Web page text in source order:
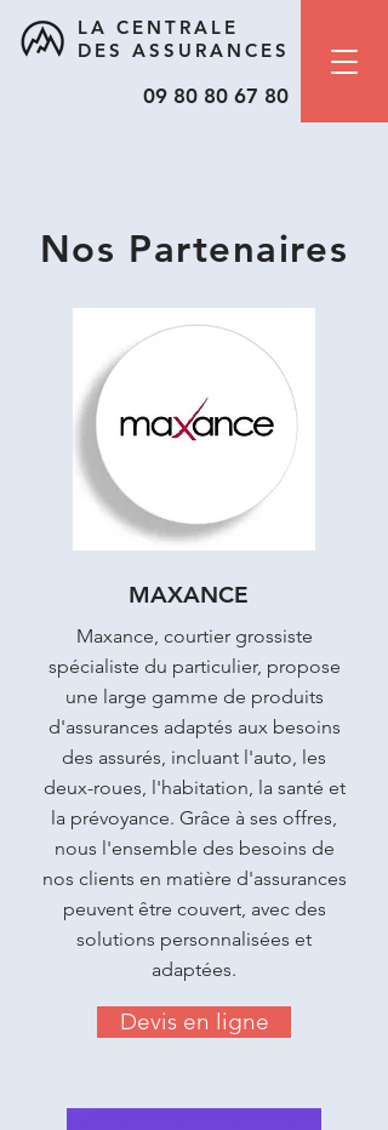
LA CENTRALE
DES ASSURANCES
09 80 80 67 80
Nos Partenaires
MAXANCE
Maxance, courtier grossiste
spécialiste du particulier, propose
une large gamme de produits
d'assurances adaptés aux besoins
des assurés, incluant l'auto, les
deux-roues, l'habitation, la santé et
la prévoyance. Grâce à ses offres,
nous l'ensemble des besoins de
nos clients en matière d'assurances
peuvent être couvert, avec des
solutions personnalisées et
adaptées.
Devis en ligne